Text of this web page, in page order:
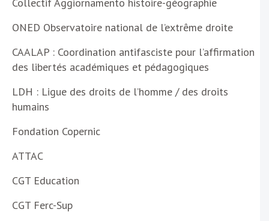
Collectif Aggiornamento histoire-géographie
ONED Observatoire national de l’extrême droite
CAALAP : Coordination antifasciste pour l’affirmation
des libertés académiques et pédagogiques
LDH : Ligue des droits de l’homme / des droits
humains
Fondation Copernic
ATTAC
CGT Education
CGT Ferc-Sup